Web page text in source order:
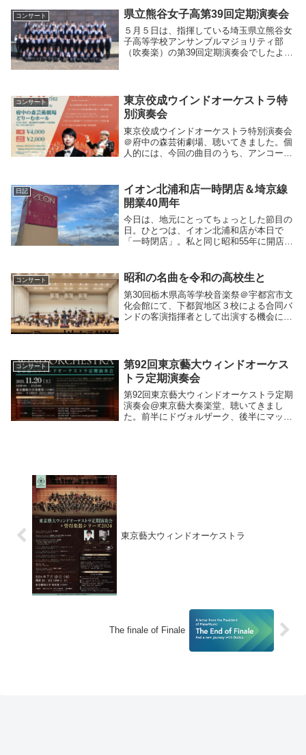
ランドット》より“誰も寝てはならぬ”（独
唱：木村多...
コンサート 県立熊谷女子高第39回定期演奏会
５月５日は、指揮している埼玉県立熊谷女
子高等学校アンサンブルマジョリティ部
（吹奏楽）の第39回定期演奏会でしたより
トをつくり上げ...
コンサート
東京佼成ウインドオーケストラ特
別演奏会
東京佼成ウインドオーケストラ特別演奏会
＠府中の森芸術劇場、聴いてきました。個
人的には、今回の曲目のうち、アンコール
に、TKWOの見事さを、普段とは別の角度
から感じるこ...
日記
イオン北浦和店一時閉店＆埼京線
開業40周年
今日は、地元にとってちょっとした節目の
日。ひとつは、イオン北浦和店が本日で
「一時閉店」。私と同じ昭和55年に開店
心ついたころから記憶にあります。1995
年、私が浦和...
コンサート 昭和の名曲を令和の高校生と
第30回栃木県高等学校音楽祭＠宇都宮市文
化会館にて、下都賀地区３校による合同バ
ンドの客演指揮者として出演する機会に恵
プトとして...
コンサート
第92回東京藝大ウィンドオーケス
トラ定期演奏会
第92回東京藝大ウィンドオーケストラ定期
演奏会@東京藝大奏楽堂、聴いてきまし
た。前半にドヴォルザーク、後半にマッキ
東京藝大ウィンドオーケストラ
The finale of Finale